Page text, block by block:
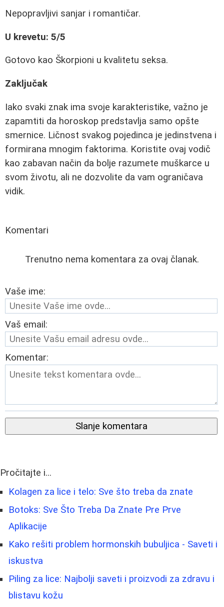
Nepopravljivi sanjar i romantičar.
U krevetu: 5/5
Gotovo kao Škorpioni u kvalitetu seksa.
Zaključak
Iako svaki znak ima svoje karakteristike, važno je
zapamtiti da horoskop predstavlja samo opšte
smernice. Ličnost svakog pojedinca je jedinstvena i
formirana mnogim faktorima. Koristite ovaj vodič
kao zabavan način da bolje razumete muškarce u
svom životu, ali ne dozvolite da vam ograničava
vidik.
Komentari
Trenutno nema komentara za ovaj članak.
Vaše ime:
Vaš email:
Komentar:
Slanje komentara
Pročitajte i...
Kolagen za lice i telo: Sve što treba da znate
Botoks: Sve Što Treba Da Znate Pre Prve
Aplikacije
Kako rešiti problem hormonskih bubuljica - Saveti i
iskustva
Piling za lice: Najbolji saveti i proizvodi za zdravu i
blistavu kožu